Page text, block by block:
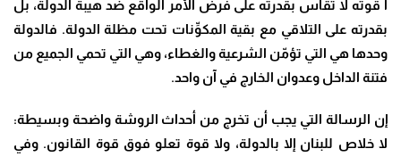
أ قوته لا تُقاس بقدرته على فرض الأمر الواقع ضد هيبة الدولة، بل
بقدرته على التلاقي مع بقية المكوِّنات تحت مظلة الدولة. فالدولة
وحدها هي التي تؤمّن الشرعية والغطاء، وهي التي تحمي الجميع من
فتنة الداخل وعدوان الخارج في آن واحد.
إن الرسالة التي يجب أن تخرج من أحداث الروشة واضحة وبسيطة:
لا خلاص للبنان إلا بالدولة، ولا قوة تعلو فوق قوة القانون. وفي